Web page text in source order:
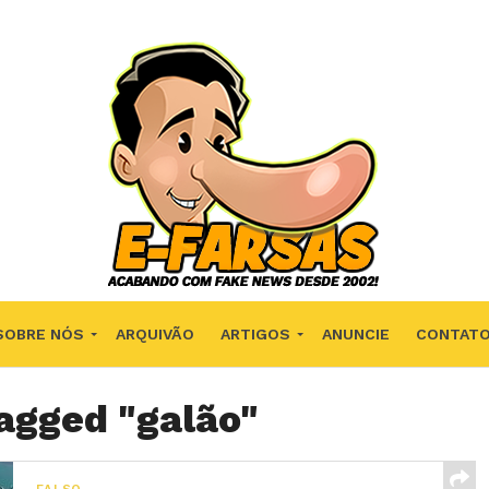
NÓS ARQUIVÃO ARTIGOS ANUNCIE CONTATO
"galão"